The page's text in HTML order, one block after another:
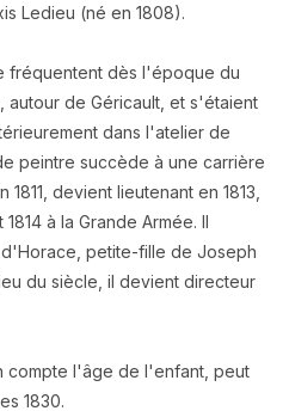
Ledieu (né en 1808).
fréquentent dès l'époque du
de Géricault, et s'étaient
dans l'atelier de
peintre succède à une carrière
devient lieutenant en 1813,
à la Grande Armée. Il
petite-fille de Joseph
du siècle, il devient directeur
compte l'âge de l'enfant, peut
1830.